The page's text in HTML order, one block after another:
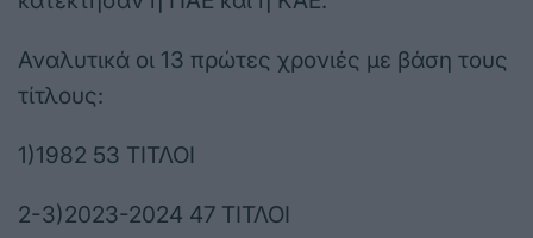
Αναλυτικά οι 13 πρώτες χρονιές με βάση τους
τίτλους:
1)1982 53 ΤΙΤΛΟΙ
2-3)2023-2024 47 ΤΙΤΛΟΙ